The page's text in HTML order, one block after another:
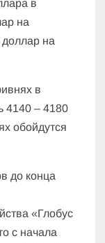
в
на
на
в
4140 – 4180
обойдутся
до конца
«Глобус
с начала